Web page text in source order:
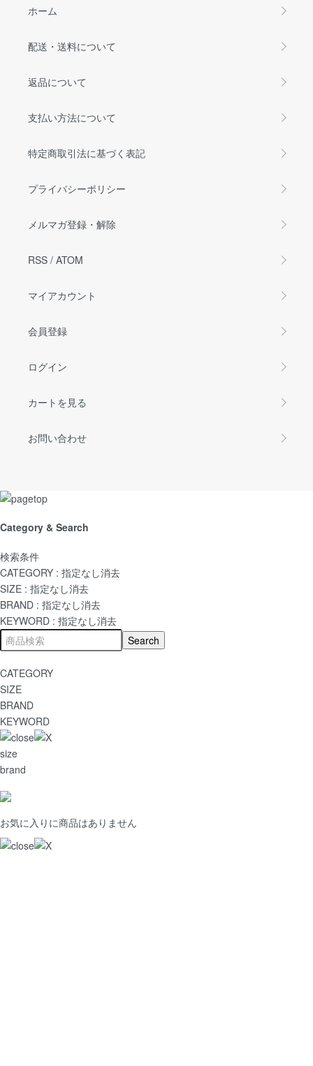
ホーム
配送・送料について
返品について
支払い方法について
特定商取引法に基づく表記
プライバシーポリシー
メルマガ登録・解除
RSS / ATOM
マイアカウント
会員登録
ログイン
カートを見る
お問い合わせ
Category & Search
検索条件
CATEGORY : 指定なし消去
SIZE : 指定なし消去
BRAND : 指定なし消去
KEYWORD : 指定なし消去
CATEGORY
SIZE
BRAND
KEYWORD
size
brand
お気に入りに商品はありません